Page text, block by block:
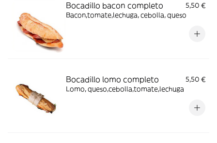
Bocadillo bacon completo
5,50 €
Bacon,tomate,lechuga, cebolla, queso
Bocadillo lomo completo
5,50 €
Lomo, queso,cebolla,tomate,lechuga